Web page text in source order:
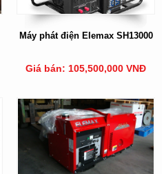
Máy phát điện Elemax SH13000
Giá bán: 105,500,000 VNĐ